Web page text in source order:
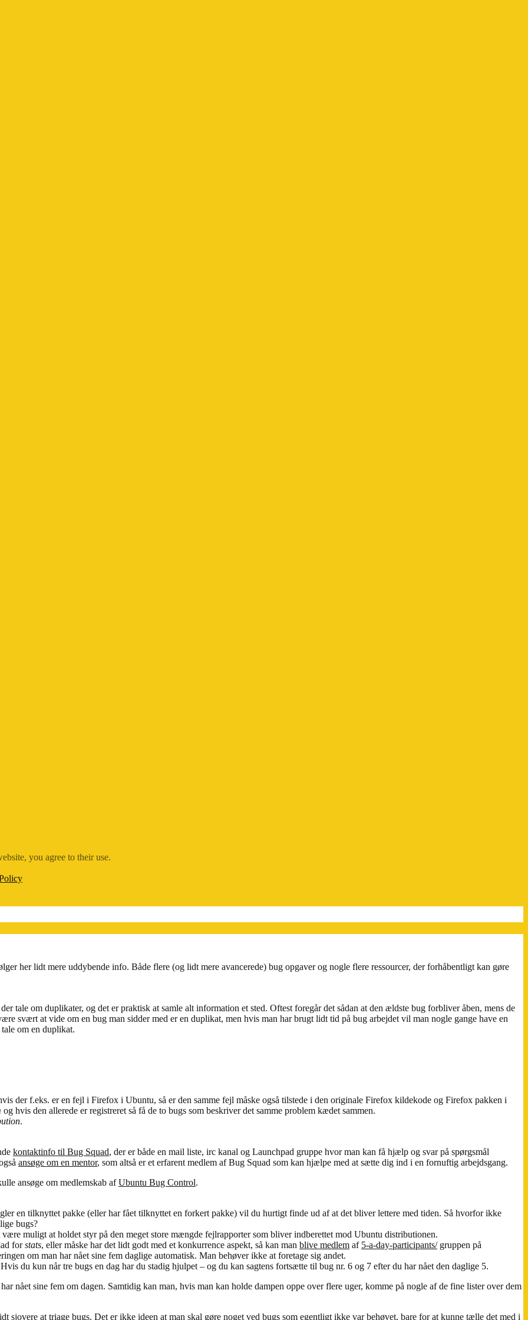
you agree to their use.
her lidt mere uddybende info. Både flere (og lidt mere avancerede) bug opgaver og nogle flere ressourcer, der forhåbentligt kan gøre
tale om duplikater, og det er praktisk at samle alt information et sted. Oftest foregår det sådan at den ældste bug forbliver åben, mens de
svært at vide om en bug man sidder med er en duplikat, men hvis man har brugt lidt tid på bug arbejdet vil man nogle gange have en
om en duplikat.
der f.eks. er en fejl i Firefox i Ubuntu, så er den samme fejl måske også tilstede i den originale Firefox kildekode og Firefox pakken i
og hvis den allerede er registreret så få de to bugs som beskriver det samme problem kædet sammen.
.
kontaktinfo til Bug Squad, der er både en mail liste, irc kanal og Launchpad gruppe hvor man kan få hjælp og svar på spørgsmål
ansøge om en mentor, som altså er et erfarent medlem af Bug Squad som kan hjælpe med at sætte dig ind i en fornuftig arbejdsgang.
ansøge om medlemskab afUbuntu Bug Control.
en tilknyttet pakke (eller har fået tilknyttet en forkert pakke) vil du hurtigt finde ud af at det bliver lettere med tiden. Så hvorfor ikke
bugs?
muligt at holdet styr på den meget store mængde fejlrapporter som bliver indberettet mod Ubuntu distributionen.
forstats, eller måske har det lidt godt med et konkurrence aspekt, så kan man blive medlem af 5-a-day-participants/gruppen på
om man har nået sine fem daglige automatisk. Man behøver ikke at foretage sig andet.
du kun når tre bugs en dag har du stadig hjulpet – og du kan sagtens fortsætte til bug nr. 6 og 7 efter du har nået den daglige 5.
nået sine fem om dagen. Samtidig kan man, hvis man kan holde dampen oppe over flere uger, komme på nogle af de fine lister over dem
sjovere at triage bugs. Det er ikke ideen at man skal gøre noget ved bugs som egentligt ikke var behøvet, bare for at kunne tælle det med i